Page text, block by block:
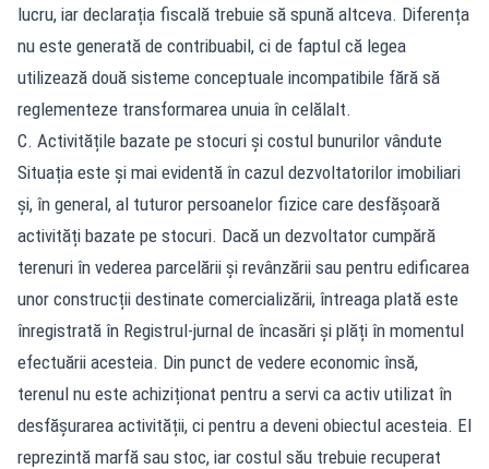
lucru, iar declarația fiscală trebuie să spună altceva. Diferența
nu este generată de contribuabil, ci de faptul că legea
utilizează două sisteme conceptuale incompatibile fără să
reglementeze transformarea unuia în celălalt.
C. Activitățile bazate pe stocuri și costul bunurilor vândute
Situația este și mai evidentă în cazul dezvoltatorilor imobiliari
și, în general, al tuturor persoanelor fizice care desfășoară
activități bazate pe stocuri. Dacă un dezvoltator cumpără
terenuri în vederea parcelării și revânzării sau pentru edificarea
unor construcții destinate comercializării, întreaga plată este
înregistrată în Registrul-jurnal de încasări și plăți în momentul
efectuării acesteia. Din punct de vedere economic însă,
terenul nu este achiziționat pentru a servi ca activ utilizat în
desfășurarea activității, ci pentru a deveni obiectul acesteia. El
reprezintă marfă sau stoc, iar costul său trebuie recuperat